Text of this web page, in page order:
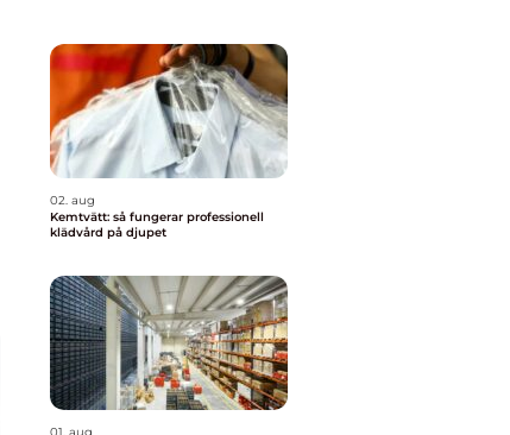
02. aug
Kemtvätt: så fungerar professionell
klädvård på djupet